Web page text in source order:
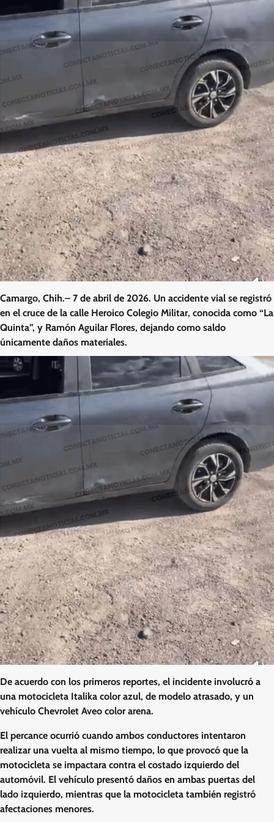
Camargo, Chih.– 7 de abril de 2026. Un accidente vial se registró
en el cruce de la calle Heroico Colegio Militar, conocida como “La
Quinta”, y Ramón Aguilar Flores, dejando como saldo
únicamente daños materiales.
De acuerdo con los primeros reportes, el incidente involucró a
una motocicleta Italika color azul, de modelo atrasado, y un
vehículo Chevrolet Aveo color arena.
El percance ocurrió cuando ambos conductores intentaron
realizar una vuelta al mismo tiempo, lo que provocó que la
motocicleta se impactara contra el costado izquierdo del
automóvil. El vehículo presentó daños en ambas puertas del
lado izquierdo, mientras que la motocicleta también registró
afectaciones menores.